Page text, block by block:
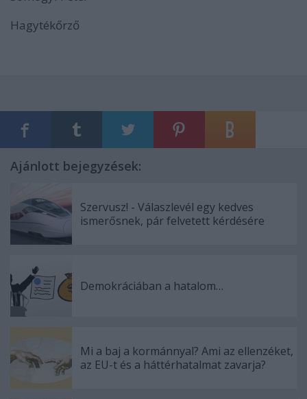
Hagytékőrző
Ajánlott bejegyzések:
Szervusz! - Válaszlevél egy kedves
ismerősnek, pár felvetett kérdésére
Demokráciában a hatalom…
Mi a baj a kormánnyal? Ami az ellenzéket,
az EU-t és a háttérhatalmat zavarja?